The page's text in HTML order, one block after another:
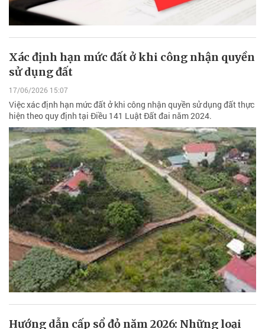
Xác định hạn mức đất ở khi công nhận quyền
sử dụng đất
17/06/2026 15:07
Việc xác định hạn mức đất ở khi công nhận quyền sử dụng đất thực
hiện theo quy định tại Điều 141 Luật Đất đai năm 2024.
Hướng dẫn cấp sổ đỏ năm 2026: Những loại